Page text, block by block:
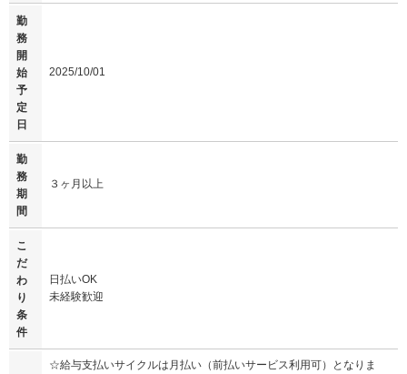
勤
務
開
始
予
定
日
2025/10/01
勤
務
期
間
３ヶ月以上
こ
だ
わ
り
条
件
日払いOK
未経験歓迎
☆給与支払いサイクルは月払い（前払いサービス利用可）となりま